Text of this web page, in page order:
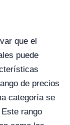
que el
puede
de precios
categoría se
rango